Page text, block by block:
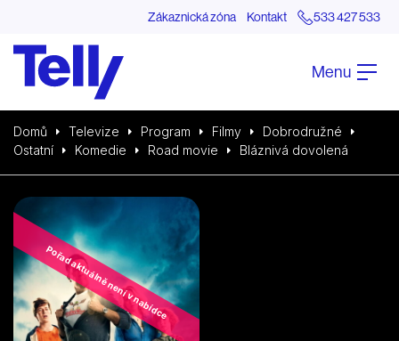
Zákaznická zóna Kontakt 533 427 533
Menu
Domů Televize Program Filmy
Dobrodružné
Ostatní
Komedie Road movie Bláznivá dovolená
Pořad aktuálně není v nabídce